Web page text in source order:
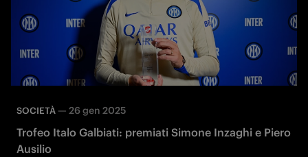
SOCIETÀ — 26 gen 2025
Trofeo Italo Galbiati: premiati Simone Inzaghi e Piero
Ausilio